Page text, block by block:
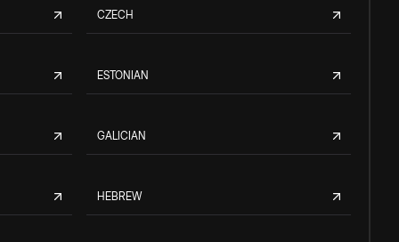
CZECH
ESTONIAN
GALICIAN
HEBREW